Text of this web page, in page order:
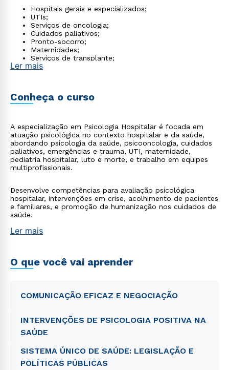
Hospitais gerais e especializados;
UTIs;
Serviços de oncologia;
Cuidados paliativos;
Pronto-socorro;
Maternidades;
Serviços de transplante;
Home care;
Ler mais
Conheça o curso
A especialização em Psicologia Hospitalar é focada em
atuação psicológica no contexto hospitalar e da saúde,
abordando psicologia da saúde, psicooncologia, cuidados
paliativos, emergências e trauma, UTI, maternidade,
pediatria hospitalar, luto e morte, e trabalho em equipes
multiprofissionais.
Desenvolve competências para avaliação psicológica
hospitalar, intervenções em crise, acolhimento de pacientes
e familiares, e promoção de humanização nos cuidados de
saúde.
Ler mais
O que você vai aprender
COMUNICAÇÃO EFICAZ E NEGOCIAÇÃO
INTERVENÇÕES DE PSICOLOGIA POSITIVA NA
SAÚDE
SISTEMA ÚNICO DE SAÚDE: LEGISLAÇÃO E
POLÍTICAS PÚBLICAS